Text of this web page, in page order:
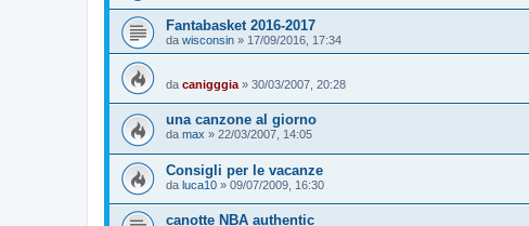
Fantabasket 2016-2017
da wisconsin » 17/09/2016, 17:34
da canigggia » 30/03/2007, 20:28
una canzone al giorno
da max » 22/03/2007, 14:05
Consigli per le vacanze
da luca10 » 09/07/2009, 16:30
canotte NBA authentic